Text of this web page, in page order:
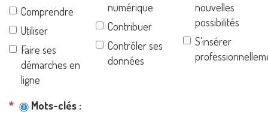
Comprendre
Utiliser
Faire ses
démarches en
ligne
numérique
Contribuer
Contrôler ses
données
nouvelles
possibilités
S'insérer
Mots-clés